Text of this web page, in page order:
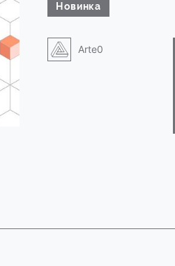
Новинка
Arte0